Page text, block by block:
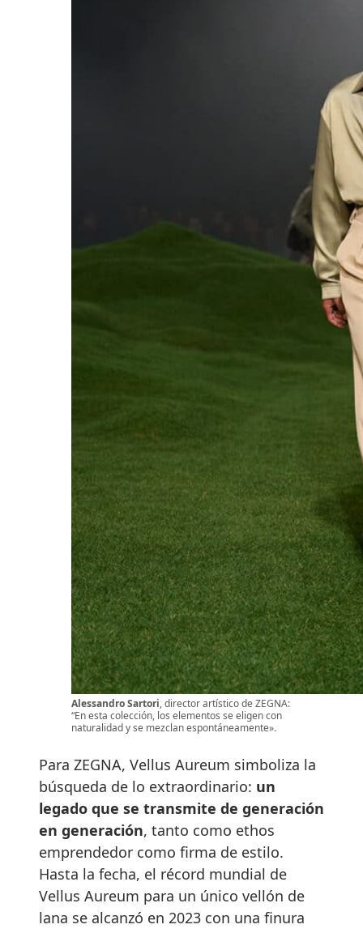
Alessandro Sartori, director artístico de ZEGNA:
“En esta colección, los elementos se eligen con
naturalidad y se mezclan espontáneamente».
Para ZEGNA, Vellus Aureum simboliza la
búsqueda de lo extraordinario: un
legado que se transmite de generación
en generación, tanto como ethos
emprendedor como firma de estilo.
Hasta la fecha, el récord mundial de
Vellus Aureum para un único vellón de
lana se alcanzó en 2023 con una finura